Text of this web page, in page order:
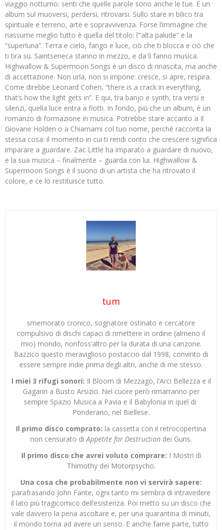
viaggio notturno: senti che quelle parole sono anche le tue. È un
album sul muoversi, perdersi, ritrovarsi. Sullo stare in bilico tra
spirituale e terreno, arte e sopravvivenza. Forse l’immagine che
riassume meglio tutto è quella del titolo: l’“alta palude” e la
“superluna”. Terra e cielo, fango e luce, ciò che ti blocca e ciò che
ti tira su. Saintseneca stanno in mezzo, e da lì fanno musica.
Highwallow & Supermoon Songs è un disco di rinascita, ma anche
di accettazione. Non urla, non si impone: cresce, si apre, respira.
Come direbbe Leonard Cohen, “there is a crack in everything,
that’s how the light gets in”. E qui, tra banjo e synth, tra versi e
silenzi, quella luce entra a fiotti. In fondo, più che un album, è un
romanzo di formazione in musica. Potrebbe stare accanto a Il
Giovane Holden o a Chiamami col tuo nome, perché racconta la
stessa cosa: il momento in cui ti rendi conto che crescere significa
imparare a guardare. Zac Little ha imparato a guardare di nuovo,
e la sua musica – finalmente – guarda con lui. Highwallow &
Supermoon Songs è il suono di un artista che ha ritrovato il
colore, e ce lo restituisce tutto.
tum
smemorato cronico, sognatore ostinato e cercatore
compulsivo di dischi capaci di rimettere in ordine (almeno il
mio) mondo, nonfoss’altro per la durata di una canzone.
Bazzico questo meraviglioso postaccio dal 1998, convinto di
essere sempre indie prima degli altri, anche di me stesso.
I miei 3 rifugi sonori: Il Bloom di Mezzago, l’Arci Bellezza e il
Gagarin a Busto Arsizio. Nel cuore però rimarranno per
sempre Spazio Musica a Pavia e il Babylonia in quel di
Ponderano, nel Biellese.
Il primo disco comprato: la cassetta con il retrocopertina
non censurato di Appetite for Destruction dei Guns.
Il primo disco che avrei voluto comprare: I Mostri di
Thimothy dei Motorpsycho.
Una cosa che probabilmente non vi servirà sapere:
parafrasando John Fante, ogni tanto mi sembra di intravedere
il lato più tragicomico dell’esistenza. Poi metto su un disco che
vale davvero la pena ascoltare e, per una quarantina di minuti,
il mondo torna ad avere un senso. E anche farne parte, tutto